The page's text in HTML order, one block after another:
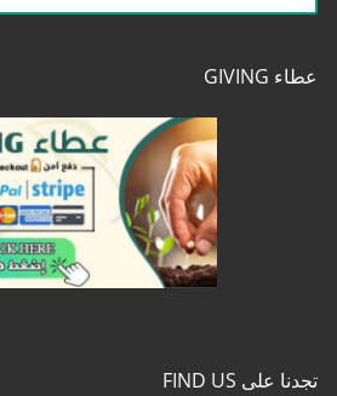
عن:
عطاء GIVING
تجدنا على FIND US